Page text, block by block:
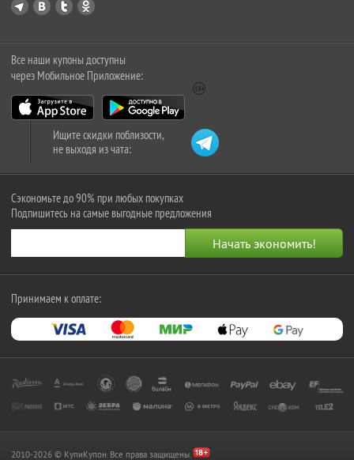
Все наши купоны доступны
через Мобильное Приложение:
Ищите скидки поблизости,
не выходя из чата:
Сэкономьте до 90% при любых покупках
Подпишитесь на самые выгодные предложения
Принимаем к оплате:
2010-2026 © КупиКупон. Все права защищены.